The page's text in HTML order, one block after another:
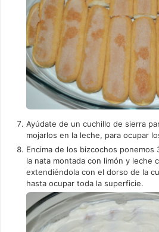
Ayúdate de un cuchillo de sierra
mojarlos en la leche, para ocupar
Encima de los bizcochos ponemos
la nata montada con limón y leche
extendiéndola con el dorso de la
hasta ocupar toda la superficie.